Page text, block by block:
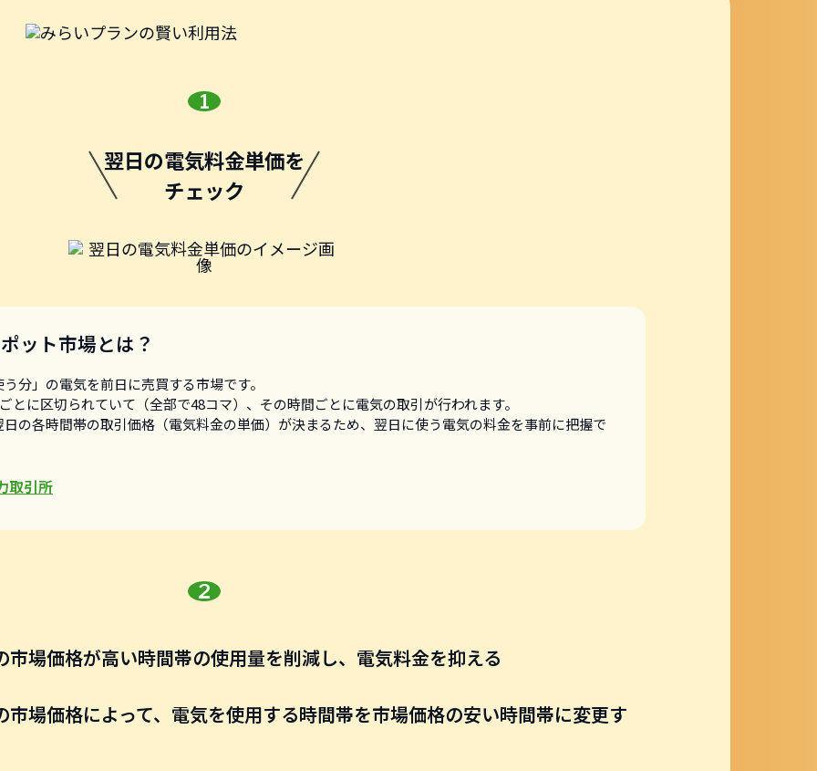
翌日の電気料金単価を
チェック
ット市場とは？
分」の電気を前日に売買する市場です。
とに区切られていて（全部で48コマ）、その時間ごとに電気の取引が行われます。
の各時間帯の取引価格（電気料金の単価）が決まるため、翌日に使う電気の料金を事前に把握で
取引所
市場価格が高い時間帯の使用量を削減し、電気料金を抑える
市場価格によって、 電気を使用する時間帯を市場価格の安い時間帯に変更す